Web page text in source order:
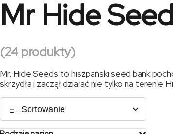
Mr Hide
(24 produkty)
Mr. Hide Seeds to hiszpański seed bank
skrzydła i zaczął działać nie tylko na terenie
Sortowanie